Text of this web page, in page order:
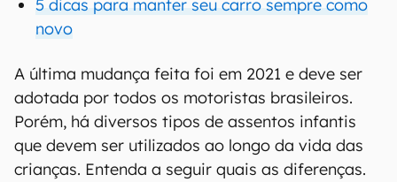
5 dicas para manter seu carro sempre como
novo
A última mudança feita foi em 2021 e deve ser
adotada por todos os motoristas brasileiros.
Porém, há diversos tipos de assentos infantis
que devem ser utilizados ao longo da vida das
crianças. Entenda a seguir quais as diferenças.